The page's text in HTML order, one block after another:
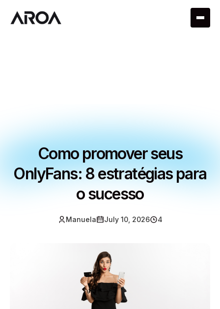
Como promover seus
OnlyFans: 8 estratégias para
o sucesso
Manuela July 10, 2026 4